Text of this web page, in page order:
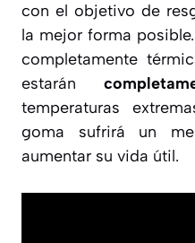
con el objetivo de
la mejor forma
completamente
estarán
temperaturas
goma sufrirá un
aumentar su vida útil.